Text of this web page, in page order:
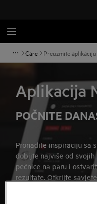
Care Preuzmite aplikaciju
Aplikacija
POČNITE
Pronađite inspiraciju sa
dobijte najviše od svojih
pećnice na paru i
rezultate. Otkrijte
svoje uređaje,